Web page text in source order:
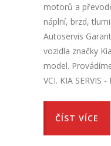
motorů a
náplní, brzd,
Autoservis
vozidla značky
model.
VCI. KIA SERVIS
ČÍST VÍCE